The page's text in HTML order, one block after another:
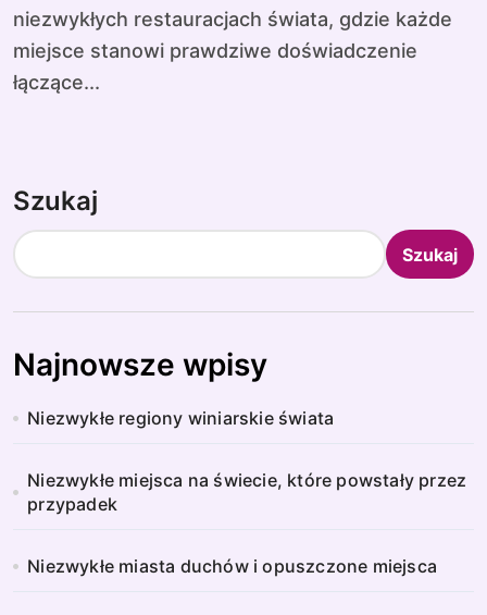
niezwykłych restauracjach świata, gdzie każde
miejsce stanowi prawdziwe doświadczenie
łączące...
Szukaj
Szukaj
Najnowsze wpisy
Niezwykłe regiony winiarskie świata
Niezwykłe miejsca na świecie, które powstały przez
przypadek
Niezwykłe miasta duchów i opuszczone miejsca